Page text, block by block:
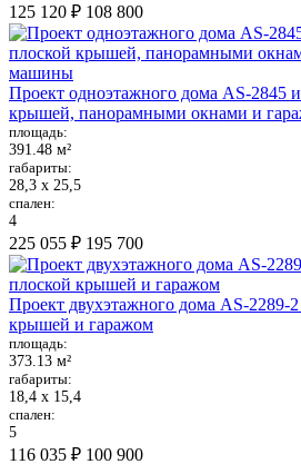
125 120 ₽ 108 800
Проект одноэтажного дома AS-2845
крышей, панорамными окнами и
площадь:
391.48 м²
габариты:
28,3 х 25,5
спален:
4
225 055 ₽ 195 700
Проект двухэтажного дома AS-2289-2
крышей и гаражом
площадь:
373.13 м²
габариты:
18,4 х 15,4
спален:
5
116 035 ₽ 100 900